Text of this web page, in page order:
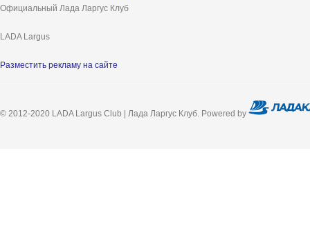
Официальный Лада Ларгус Клуб
LADA Largus
Разместить рекламу на сайте
© 2012-2020 LADA Largus Club | Лада Ларгус Клуб. Powered by